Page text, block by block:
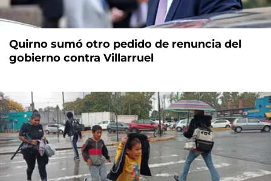
Quirno sumó otro pedido de renuncia del
gobierno contra Villarruel